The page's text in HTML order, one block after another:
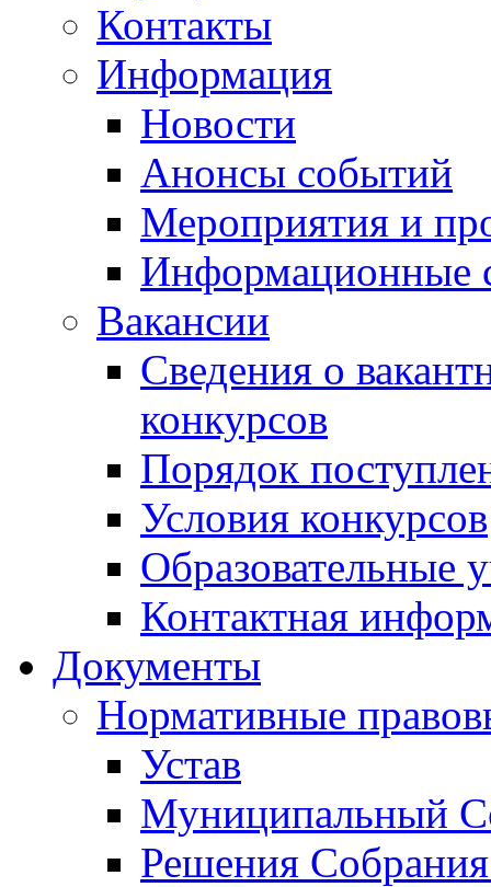
Контакты
Информация
Новости
Анонсы событий
Мероприятия и
Информационные
Вакансии
Сведения о
конкурсов
Порядок
Условия конкурсов
Образовательные
Контактная
Документы
Нормативные
Устав
Муниципальный
Решения